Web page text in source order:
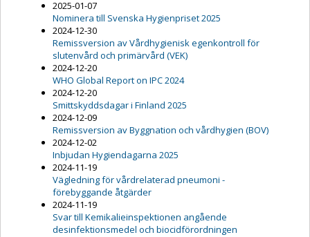
2025-01-07
Nominera till Svenska Hygienpriset 2025
2024-12-30
Remissversion av Vårdhygienisk egenkontroll för
slutenvård och primärvård (VEK)
2024-12-20
WHO Global Report on IPC 2024
2024-12-20
Smittskyddsdagar i Finland 2025
2024-12-09
Remissversion av Byggnation och vårdhygien (BOV)
2024-12-02
Inbjudan Hygiendagarna 2025
2024-11-19
Vägledning för vårdrelaterad pneumoni -
förebyggande åtgärder
2024-11-19
Svar till Kemikalieinspektionen angående
desinfektionsmedel och biocidförordningen